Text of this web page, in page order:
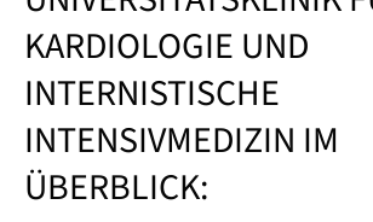
KARDIOLOGIE UND
INTERNISTISCHE
INTENSIVMEDIZIN IM
ÜBERBLICK: